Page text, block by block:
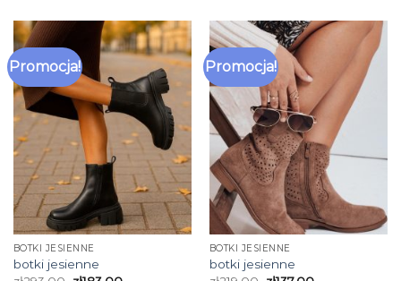
Promocja!
BOTKI JESIENNE
botki jesienne
Promocja!
BOTKI JESIENNE
botki jesienne